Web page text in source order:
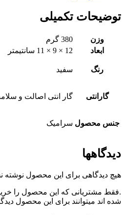
توضیحات تکمیلی
وزن
380 گرم
ابعاد
12 × 9 × 11 سانتیمتر
رنگ سفید
گارانتی گار انتی اصالت و
جنس محصول سرامیک
دیدگاهها
هیچ دیدگاهی برای این محصول
.فقط مشتریانی که این محصول را
شده اند میتوانند برای این محصول